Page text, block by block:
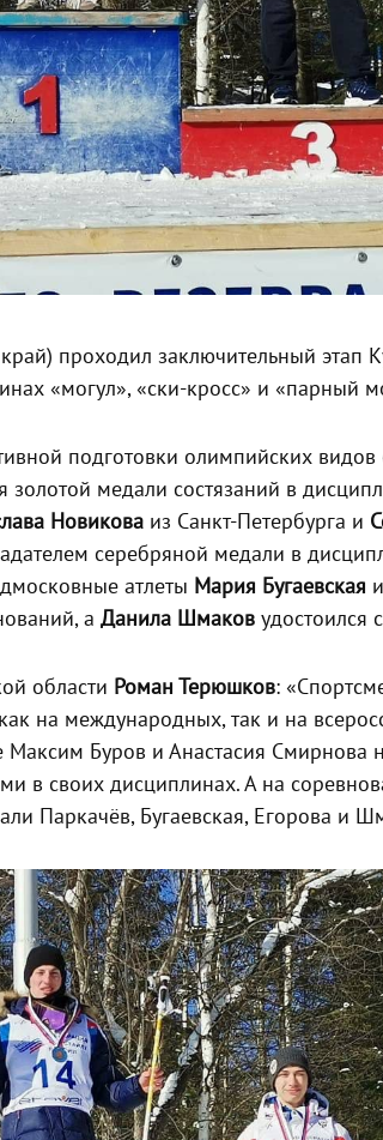
проходил заключительный этап
«могул», «ски-кросс» и «парный
подготовки олимпийских видов
золотой медали состязаний в
Новикова из Санкт-Петербурга и
серебряной медали в
атлеты Мария Бугаевская и
а Данила Шмаков удостоился
области Роман Терюшков:
на международных, так и на
Буров и Анастасия Смирнова
в своих дисциплинах. А на
Паркачёв, Бугаевская, Егорова и